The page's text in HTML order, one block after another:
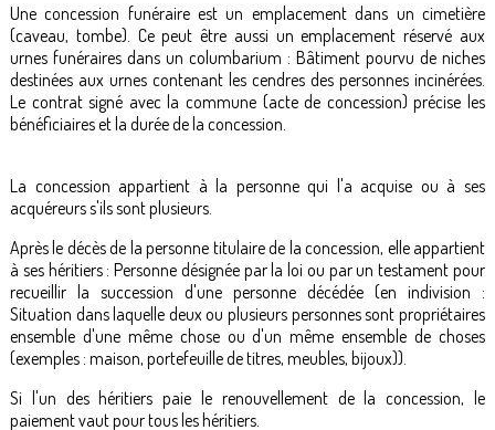
Une concession funéraire est un emplacement dans un cimetière
(caveau, tombe). Ce peut être aussi un emplacement réservé aux
urnes funéraires dans un columbarium : Bâtiment pourvu de niches
destinées aux urnes contenant les cendres des personnes incinérées.
Le contrat signé avec la commune (acte de concession) précise les
bénéficiaires et la durée de la concession.
La concession appartient à la personne qui l'a acquise ou à ses
acquéreurs s'ils sont plusieurs.
Après le décès de la personne titulaire de la concession, elle appartient
à ses héritiers : Personne désignée par la loi ou par un testament pour
recueillir la succession d'une personne décédée (en indivision :
Situation dans laquelle deux ou plusieurs personnes sont propriétaires
ensemble d'une même chose ou d'un même ensemble de choses
(exemples : maison, portefeuille de titres, meubles, bijoux)).
Si l'un des héritiers paie le renouvellement de la concession, le
paiement vaut pour tous les héritiers.